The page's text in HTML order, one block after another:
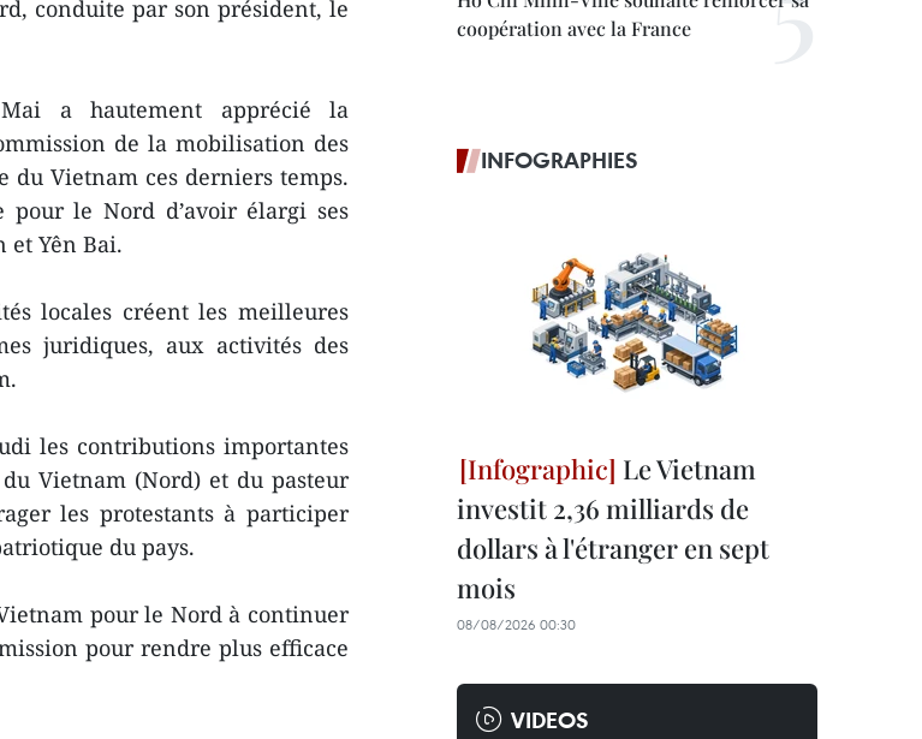
conduite par son président, le
a hautement apprécié la
de la mobilisation des
du Vietnam ces derniers temps.
le Nord d’avoir élargi ses
et Yên Bai.
locales créent les meilleures
juridiques, aux activités des
les contributions importantes
Vietnam (Nord) et du pasteur
les protestants à participer
du pays.
pour le Nord à continuer
pour rendre plus efficace
coopération avec la France
INFOGRAPHIES
Le Vietnam
investit 2,36 milliards de
dollars à l'étranger en sept
mois
08/08/2026 00:30
VIDEOS